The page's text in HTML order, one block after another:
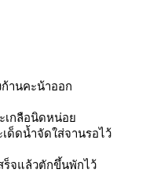
านคะน้าออก
ะเกลือนิดหน่อ
เด็ดน้ำจัดใส่จานรอไว้
ร็จแล้วตักขึ้นพักไว้